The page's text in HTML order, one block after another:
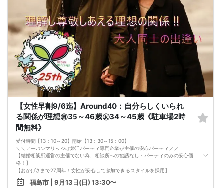
3. 開催判断はイベント前日の時点で男性３名・女性３名以上のお申し込みからに
なりますが、当日に参加者のキャンセルで比率が崩れた場合や開催判断人数を下
回った場合、一切返金などの保証はいたしませんのでご了承ください。
4. イベントページ内の「お申し込み状況」等はキャンセルなどで当日の参加人
数、男女比率と異なる可能性がございます。
5. 当日は店舗の外ではなく店舗内で受付いたします。店内に入り店員に「街コン
で来た」旨をお伝えください。
6. お釣りの用意はございませんので、出ないようにご準備お願いします。
7. 当日は年齢確認のできる身分証をお持ちください。イベントの対象年齢でない
ことが発覚した場合、参加費を全額徴収し返金はいたしかねます。
8. 15分以上の遅刻はキャンセルとみなす可能性があります。
9. 当日受付にお越しになってからのキャンセル、途中キャンセルは出来ません。
10. イベント中止に伴うユーザーへの返金額は、チケット代金となり、交通費、宿
泊費、通信費等の返金は行いません。
11. 領収書の発行はいたしかねます。
お申し込みが完了した時点で上記すべての事項に同意したと判断いたします。
8/29(土)22-42夜恋活福島
【女性早割9/6迄】Around40：自分らしくいられ
る関係が理想㊚35～46歳㊛34～45歳《駐車場2時
間無料》
受付時間【13：10～20】開始【13：30～15：00】
＼＼アーバンマリッジは婚活パーティ専門企業が主催の安心パーティ／／
【結婚相談所運営の主催でない為、相談所への勧誘なし・パーティのみの安心価
格！】
【おかげさまで27周年！女性が安心して参加できるスタイルを採用】
・フリータイムなし・人前での告白なし
・女性の移動なし
福島市 | 9月13日(日) 13:30〜